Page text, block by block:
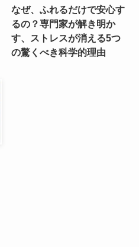
なぜ、ふれるだけで安心す
るの？専門家が解き明か
す、ストレスが消える5つ
の驚くべき科学的理由